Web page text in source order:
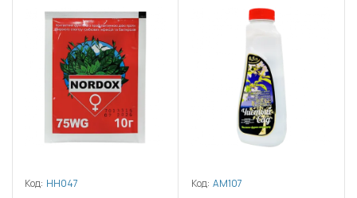
Код: НН047 Код: АМ107